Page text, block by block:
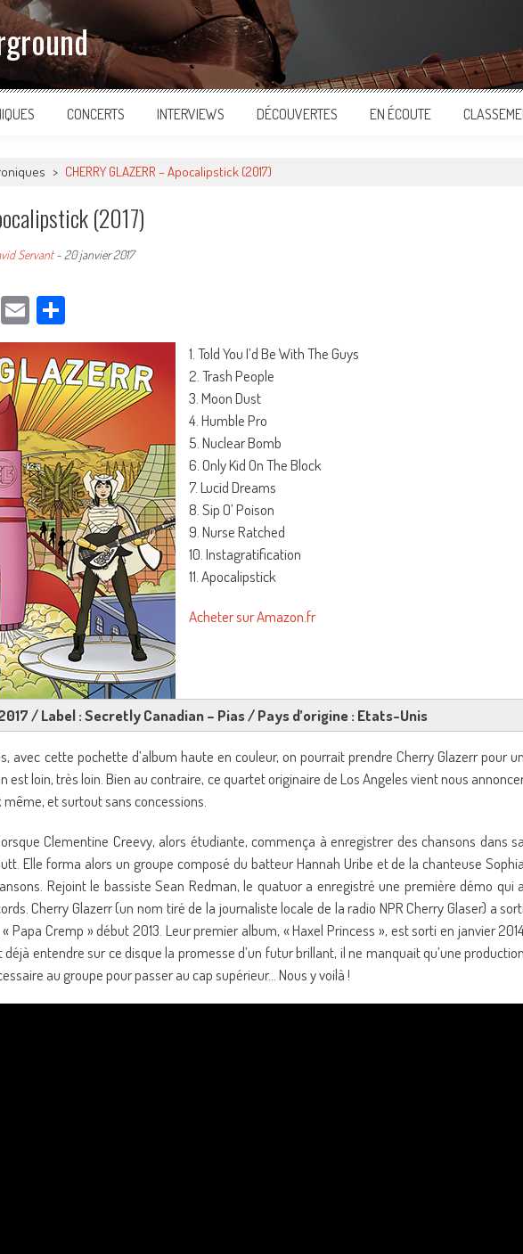
CONCERTS INTERVIEWS DÉCOUVERTES EN ÉCOUTE
> CHERRY GLAZERR – Apocalipstick (2017)
(2017)
Servant- 20 janvier 2017
Messenger
Email
1. Told You I’d Be With The Guys
2. Trash People
3. Moon Dust
4. Humble Pro
5. Nuclear Bomb
6. Only Kid On The Block
7. Lucid Dreams
8. Sip O’ Poison
9. Nurse Ratched
10. Instagratification
11. Apocalipstick
Acheter sur Amazon.fr
/ Label : Secretly Canadian – Pias / Pays d’origine : Etats-Unis
avec cette pochette d’album haute en couleur, on pourrait prendre Cherry Glazerr pour un
est loin, très loin. Bien au contraire, ce quartet originaire de Los Angeles vient nous
et surtout sans concessions.
Clementine Creevy, alors étudiante, commença à enregistrer des chansons dans sa
Elle forma alors un groupe composé du batteur Hannah Uribe et de la chanteuse Sophia
Rejoint le bassiste Sean Redman, le quatuor a enregistré une première démo qui a
Cherry Glazerr (un nom tiré de la journaliste locale de la radio NPR Cherry Glaser) a
Papa Cremp » début 2013. Leur premier album, « Haxel Princess », est sorti en janvier
entendre sur ce disque la promesse d’un futur brillant, il ne manquait qu’une production
au groupe pour passer au cap supérieur… Nous y voilà !